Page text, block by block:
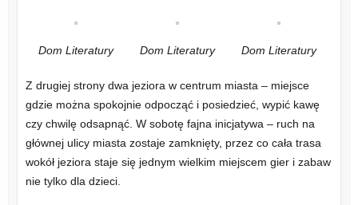
Dom Literatury Dom Literatury Dom Literatury
Z drugiej strony dwa jeziora w centrum miasta – miejsce
gdzie można spokojnie odpocząć i posiedzieć, wypić kawę
czy chwilę odsapnąć. W sobotę fajna inicjatywa – ruch na
głównej ulicy miasta zostaje zamknięty, przez co cała trasa
wokół jeziora staje się jednym wielkim miejscem gier i zabaw
nie tylko dla dzieci.